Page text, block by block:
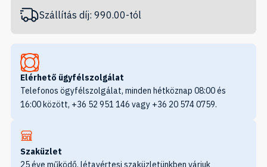
Szállítás díj: 990.00-tól
Elérhető ügyfélszolgálat
Telefonos ögyfélszolgálat, minden hétköznap 08:00 és
16:00 között, +36 52 951 146 vagy +36 20 574 0759.
Szaküzlet
25 éve működő, létavértesi szaküzletünkben várjuk